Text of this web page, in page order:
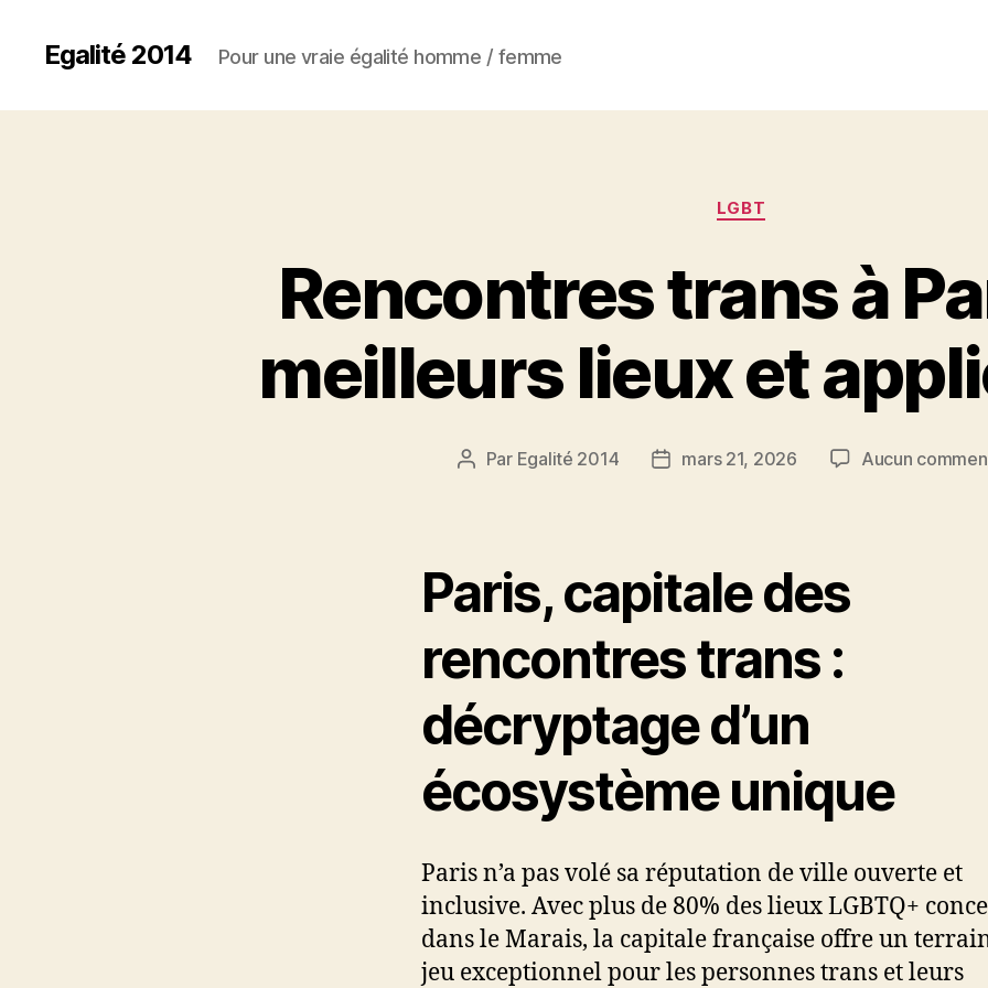
Egalité 2014 Pour une vraie égalité homme / femme
Catégories
LGBT
Rencontres trans à
meilleurs lieux et
Auteur
Par Egalité 2014
Datemars 21, 2026 Aucun
Paris, capitale des
rencontres trans :
décryptage d’un
écosystème unique
Paris n’a pas volé sa réputation de ville ouverte et
inclusive. Avec plus de 80% des lieux LGBTQ+
dans le Marais, la capitale française offre un
jeu exceptionnel pour les personnes trans et leurs